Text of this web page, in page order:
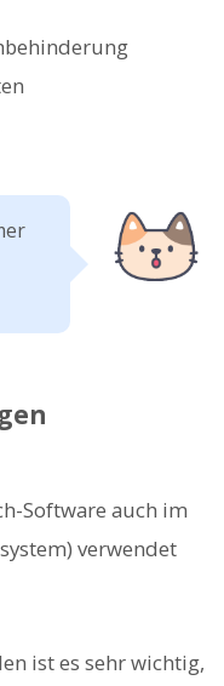
Software auch im
verwendet
ist es sehr wichtig,